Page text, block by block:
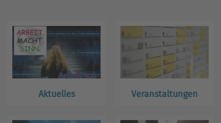
Aktuelles Veranstaltungen